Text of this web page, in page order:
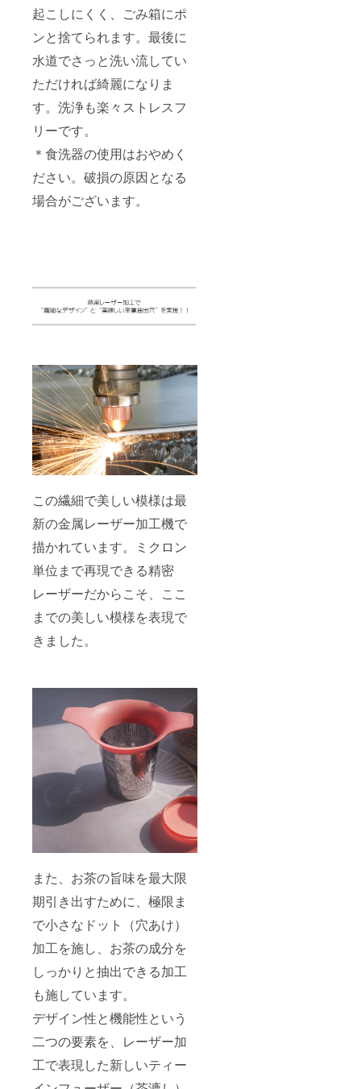
起こしにくく、ごみ箱にポ
ンと捨てられます。最後に
水道でさっと洗い流してい
ただければ綺麗になりま
す。洗浄も楽々ストレスフ
リーです。
＊食洗器の使用はおやめく
ださい。破損の原因となる
場合がございます。
この繊細で美しい模様は最
新の金属レーザー加工機で
描かれています。ミクロン
単位まで再現できる精密
レーザーだからこそ、ここ
までの美しい模様を表現で
きました。
また、お茶の旨味を最大限
期引き出すために、極限ま
で小さなドット（穴あけ）
加工を施し、お茶の成分を
しっかりと抽出できる加工
も施しています。
デザイン性と機能性という
二つの要素を、レーザー加
工で表現した新しいティー